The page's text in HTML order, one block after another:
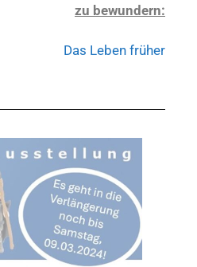
zu bewundern:
Das Leben früher